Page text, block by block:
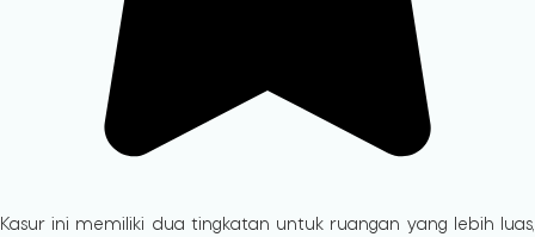
Kasur ini memiliki dua tingkatan untuk ruangan yang lebih luas,